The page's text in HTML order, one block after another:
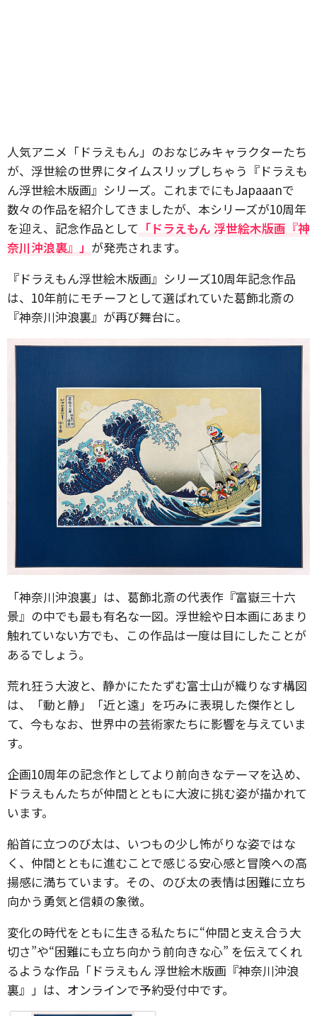
人気アニメ「ドラえもん」のおなじみキャラクターたち
が、浮世絵の世界にタイムスリップしちゃう『ドラえも
ん浮世絵木版画』シリーズ。これまでにもJapaaanで
数々の作品を紹介してきましたが、本シリーズが10周年
を迎え、記念作品として 「ドラえもん 浮世絵木版画『神
奈川沖浪裏』」 が発売されます。
『ドラえもん浮世絵木版画』シリーズ10周年記念作品
は、10年前にモチーフとして選ばれていた葛飾北斎の
『神奈川沖浪裏』が再び舞台に。
「神奈川沖浪裏」は、葛飾北斎の代表作『富嶽三十六
景』の中でも最も有名な一図。浮世絵や日本画にあまり
触れていない方でも、この作品は一度は目にしたことが
あるでしょう。
荒れ狂う大波と、静かにたたずむ富士山が織りなす構図
は、「動と静」「近と遠」を巧みに表現した傑作とし
て、今もなお、世界中の芸術家たちに影響を与えていま
す。
企画10周年の記念作としてより前向きなテーマを込め、
ドラえもんたちが仲間とともに大波に挑む姿が描かれて
います。
船首に立つのび太は、いつもの少し怖がりな姿ではな
く、仲間とともに進むことで感じる安心感と冒険への高
揚感に満ちています。その、のび太の表情は困難に立ち
向かう勇気と信頼の象徴。
変化の時代をともに生きる私たちに“仲間と支え合う大
切さ”や“困難にも立ち向かう前向きな心” を伝えてくれ
るような作品「ドラえもん 浮世絵木版画『神奈川沖浪
裏』」は、オンラインで予約受付中です。